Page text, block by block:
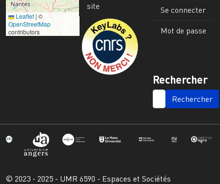
Leaflet | ©
OpenStreetMap
contributors
site
Image
Se connecter
Mot de passe
Rechercher
SEARCH
© 2023 - 2025 - UMR 6590 - Espaces et Sociétés